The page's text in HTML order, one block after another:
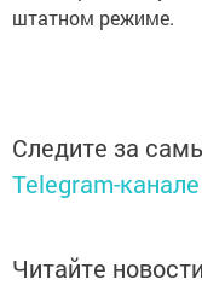
штатном режиме.
Следите за
Telegram-канале
Читайте